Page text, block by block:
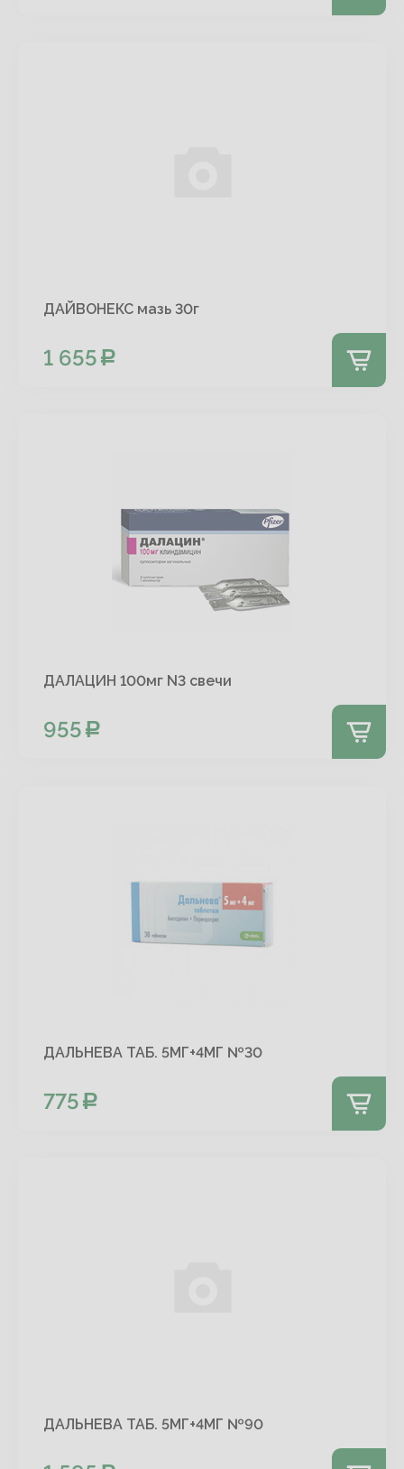
ДАЙВОНЕКС мазь 30г
1 655
ДАЛАЦИН 100мг N3 свечи
955
ДАЛЬНЕВА ТАБ. 5МГ+4МГ №30
775
ДАЛЬНЕВА ТАБ. 5МГ+4МГ №90